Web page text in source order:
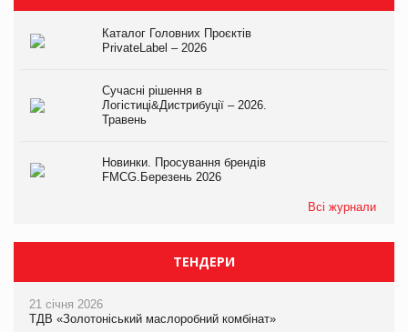
Каталог Головних Проєктів
PrivateLabel – 2026
Сучасні рішення в
Логістиці&Дистрибуції – 2026.
Травень
Новинки. Просування брендів
FMCG.Березень 2026
Всі журнали
ТЕНДЕРИ
21 січня 2026
ТДВ «Золотоніський маслоробний комбінат»